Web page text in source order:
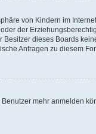
von Kindern im
der
dieses Boards
Anfragen zu diesem
mehr anmelden